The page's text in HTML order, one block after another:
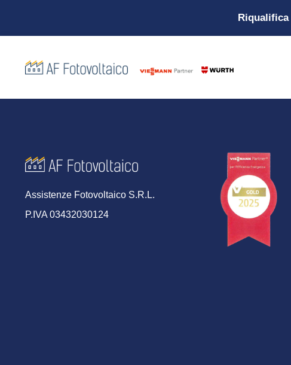
Assistenze Fotovoltaico S.R.L.
P.IVA 03432030124